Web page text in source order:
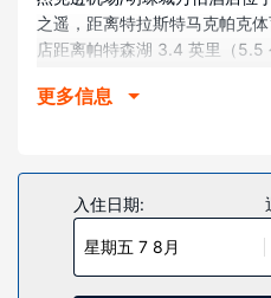
之遥，距离特拉斯特马克帕克
店距离帕特森湖 3.4 英里（5.5
客房
的舒适。免费提供有线和无线
供有线频道，可满足您的娱乐
提供大花洒淋浴喷头和免费洗
书桌，以及带有免费市内通话
更多信息
入住日期:
星期五 7 8月